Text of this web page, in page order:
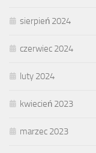
sierpień 2024
czerwiec 2024
luty 2024
kwiecień 2023
marzec 2023